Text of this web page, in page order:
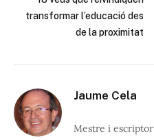
transformar l’educació des
de la proximitat
Jaume Cela
Mestre i escriptor